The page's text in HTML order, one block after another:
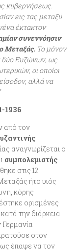
κυβερνήσεως.
εις τας μεταξύ
έκτακτον
συνεννόησιν
Μεταξάς. Το μόνον
δύο Ευζώνων, ως
οι οποίοι
αλλά να
1936
από τον
αναγνωρίζεται ο
συμπολεμιστής
στις 12
ήτο υιός
κόρης
ορισμένες
την διάρκεια
στον
έπαψε να τον